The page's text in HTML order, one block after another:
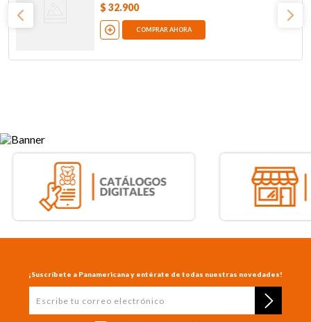
$ 32.900
COMPRAR AHORA
¡Suscríbete a Panamericana y entérate de todas nuestras novedades!